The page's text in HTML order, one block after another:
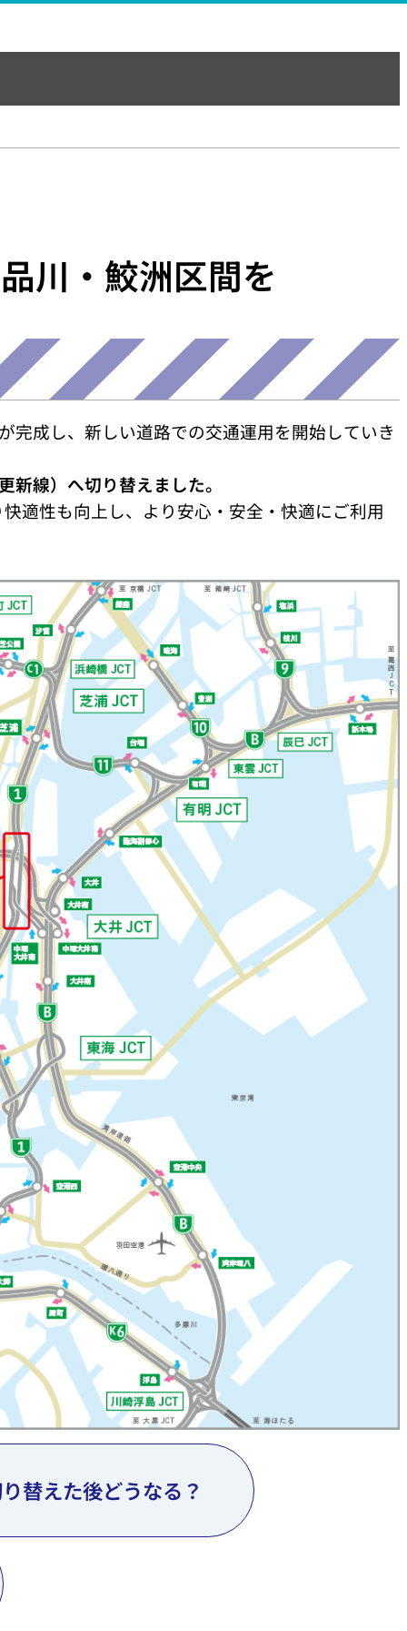
川・鮫洲区間を
完成し、新しい道路での交通運用を開始していき
線）へ切り替えました。
適性も向上し、より安心・安全・快適にご利用
替えた後どうなる？